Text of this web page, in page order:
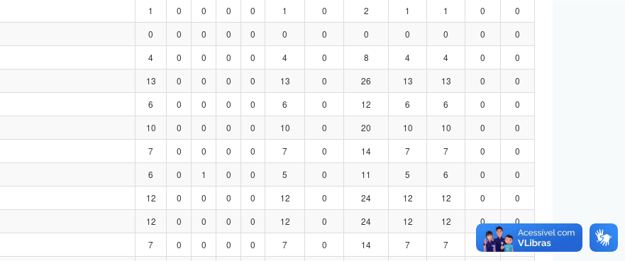
1 0 0 0 0 1 0 2 1 1 0
0
0 0 0 0 0 0 0 0 0 0 0
0
4 0 0 0 0 4 0 8 4 4 0
0
13 0 0 0 0 13 0 26 13 13 0
0
6 0 0 0 0 6 0 12 6 6 0
0
10 0 0 0 0 10 0 20 10 10 0
0
7 0 0 0 0 7 0 14 7 7 0
0
6 0 1 0 0 5 0 11 5 6 0
0
12 0 0 0 0 12 0 24 12 12 0
0
12 0 0 0 0 12 0 24 12 12 0
0
7 0 0 0 0 7 0 14 7 7 0
0